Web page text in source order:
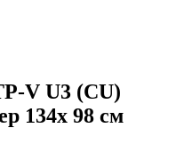
V U3 (CU)
134х 98 см